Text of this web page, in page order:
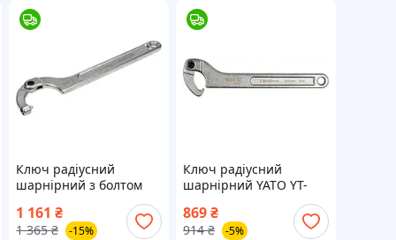
Ключ радіусний
шарнірний з болтом
(Польща)
1 161 ₴
1 365 ₴ -15%
Ключ радіусний
шарнірний YATO YT-
869₴
914 ₴ -5%